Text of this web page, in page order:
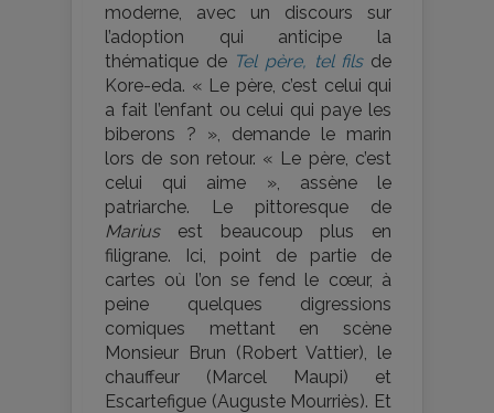
moderne, avec un discours sur
l’adoption qui anticipe la
thématique de Tel père, tel filsde
Kore-eda. « Le père, c’est celui qui
a fait l’enfant ou celui qui paye les
biberons ? », demande le marin
lors de son retour. « Le père, c’est
celui qui aime », assène le
patriarche. Le pittoresque de
Mariusest beaucoup plus en
filigrane. Ici, point de partie de
cartes où l’on se fend le cœur, à
peine quelques digressions
comiques mettant en scène
Monsieur Brun (Robert Vattier), le
chauffeur (Marcel Maupi) et
Escartefigue (Auguste Mourriès). Et